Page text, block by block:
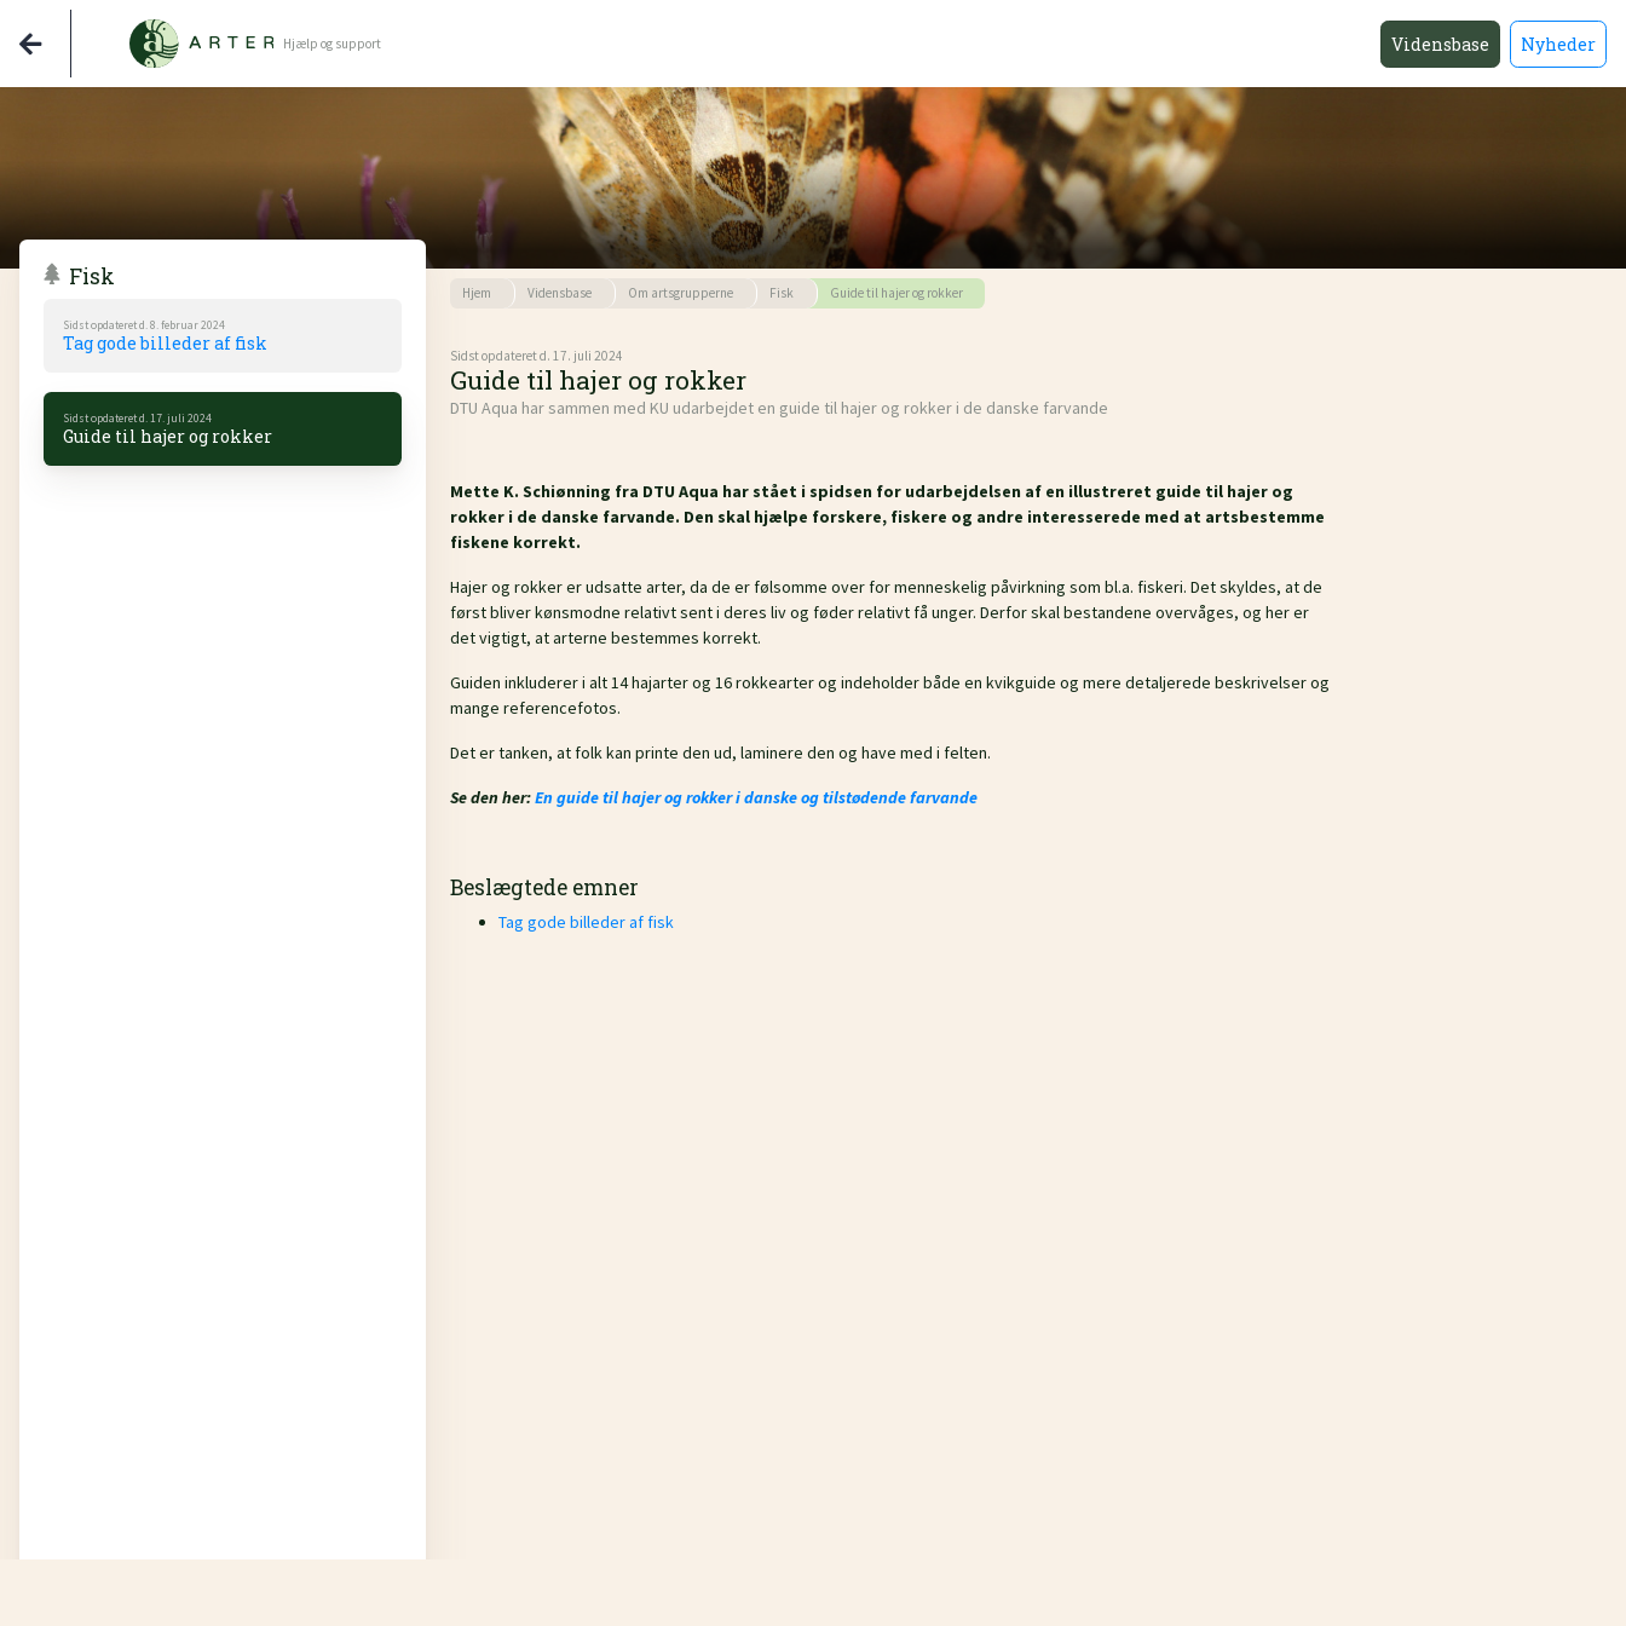
Hjælp og support Vidensbase Nyheder
Fisk
Sidst opdateret d. 8. februar 2024
Tag gode billeder af fisk
Sidst opdateret d. 17. juli 2024
Guide til hajer og rokker
Hjem Vidensbase Om artsgrupperne Fisk Guide til hajer og rokker
Sidst opdateret d. 17. juli 2024
Guide til hajer og rokker
DTU Aqua har sammen med KU udarbejdet en guide til hajer og rokker i de danske farvande
Mette K. Schiønning fra DTU Aqua har stået i spidsen for udarbejdelsen af en illustreret guide til hajer og
rokker i de danske farvande. Den skal hjælpe forskere, fiskere og andre interesserede med at artsbestemme
fiskene korrekt.
Hajer og rokker er udsatte arter, da de er følsomme over for menneskelig påvirkning som bl.a. fiskeri. Det skyldes, at de
først bliver kønsmodne relativt sent i deres liv og føder relativt få unger. Derfor skal bestandene overvåges, og her er
det vigtigt, at arterne bestemmes korrekt.
Guiden inkluderer i alt 14 hajarter og 16 rokkearter og indeholder både en kvikguide og mere detaljerede beskrivelser og
mange referencefotos.
Det er tanken, at folk kan printe den ud, laminere den og have med i felten.
Se den her:En guide til hajer og rokker i danske og tilstødende farvande
Beslægtede emner
Tag gode billeder af fisk